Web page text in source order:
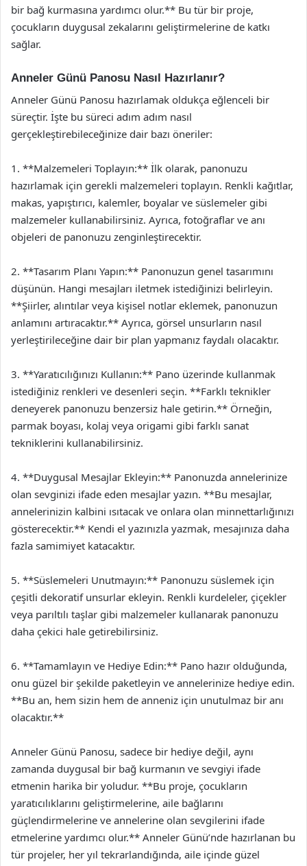
bir bağ kurmasına yardımcı olur.** Bu tür bir proje,
çocukların duygusal zekalarını geliştirmelerine de katkı
sağlar.
Anneler Günü Panosu Nasıl Hazırlanır?
Anneler Günü Panosu hazırlamak oldukça eğlenceli bir
süreçtir. İşte bu süreci adım adım nasıl
gerçekleştirebileceğinize dair bazı öneriler:
1. **Malzemeleri Toplayın:** İlk olarak, panonuzu
hazırlamak için gerekli malzemeleri toplayın. Renkli kağıtlar,
makas, yapıştırıcı, kalemler, boyalar ve süslemeler gibi
malzemeler kullanabilirsiniz. Ayrıca, fotoğraflar ve anı
objeleri de panonuzu zenginleştirecektir.
2. **Tasarım Planı Yapın:** Panonuzun genel tasarımını
düşünün. Hangi mesajları iletmek istediğinizi belirleyin.
**Şiirler, alıntılar veya kişisel notlar eklemek, panonuzun
anlamını artıracaktır.** Ayrıca, görsel unsurların nasıl
yerleştirileceğine dair bir plan yapmanız faydalı olacaktır.
3. **Yaratıcılığınızı Kullanın:** Pano üzerinde kullanmak
istediğiniz renkleri ve desenleri seçin. **Farklı teknikler
deneyerek panonuzu benzersiz hale getirin.** Örneğin,
parmak boyası, kolaj veya origami gibi farklı sanat
tekniklerini kullanabilirsiniz.
4. **Duygusal Mesajlar Ekleyin:** Panonuzda annelerinize
olan sevginizi ifade eden mesajlar yazın. **Bu mesajlar,
annelerinizin kalbini ısıtacak ve onlara olan minnettarlığınızı
gösterecektir.** Kendi el yazınızla yazmak, mesajınıza daha
fazla samimiyet katacaktır.
5. **Süslemeleri Unutmayın:** Panonuzu süslemek için
çeşitli dekoratif unsurlar ekleyin. Renkli kurdeleler, çiçekler
veya parıltılı taşlar gibi malzemeler kullanarak panonuzu
daha çekici hale getirebilirsiniz.
6. **Tamamlayın ve Hediye Edin:** Pano hazır olduğunda,
onu güzel bir şekilde paketleyin ve annelerinize hediye edin.
**Bu an, hem sizin hem de anneniz için unutulmaz bir anı
olacaktır.**
Anneler Günü Panosu, sadece bir hediye değil, aynı
zamanda duygusal bir bağ kurmanın ve sevgiyi ifade
etmenin harika bir yoludur. **Bu proje, çocukların
yaratıcılıklarını geliştirmelerine, aile bağlarını
güçlendirmelerine ve annelerine olan sevgilerini ifade
etmelerine yardımcı olur.** Anneler Günü’nde hazırlanan bu
tür projeler, her yıl tekrarlandığında, aile içinde güzel